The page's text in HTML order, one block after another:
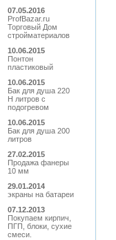
07.05.2016
ProfBazar.ru
Торговый Дом
стройматериалов
10.06.2015
Понтон
пластиковый
10.06.2015
Бак для душа 220
Н литров с
подогревом
10.06.2015
Бак для душа 200
литров
27.02.2015
Продажа фанеры
10 мм
29.01.2014
экраны на батареи
07.12.2013
Покупаем кирпич,
ПГП, блоки, сухие
смеси.